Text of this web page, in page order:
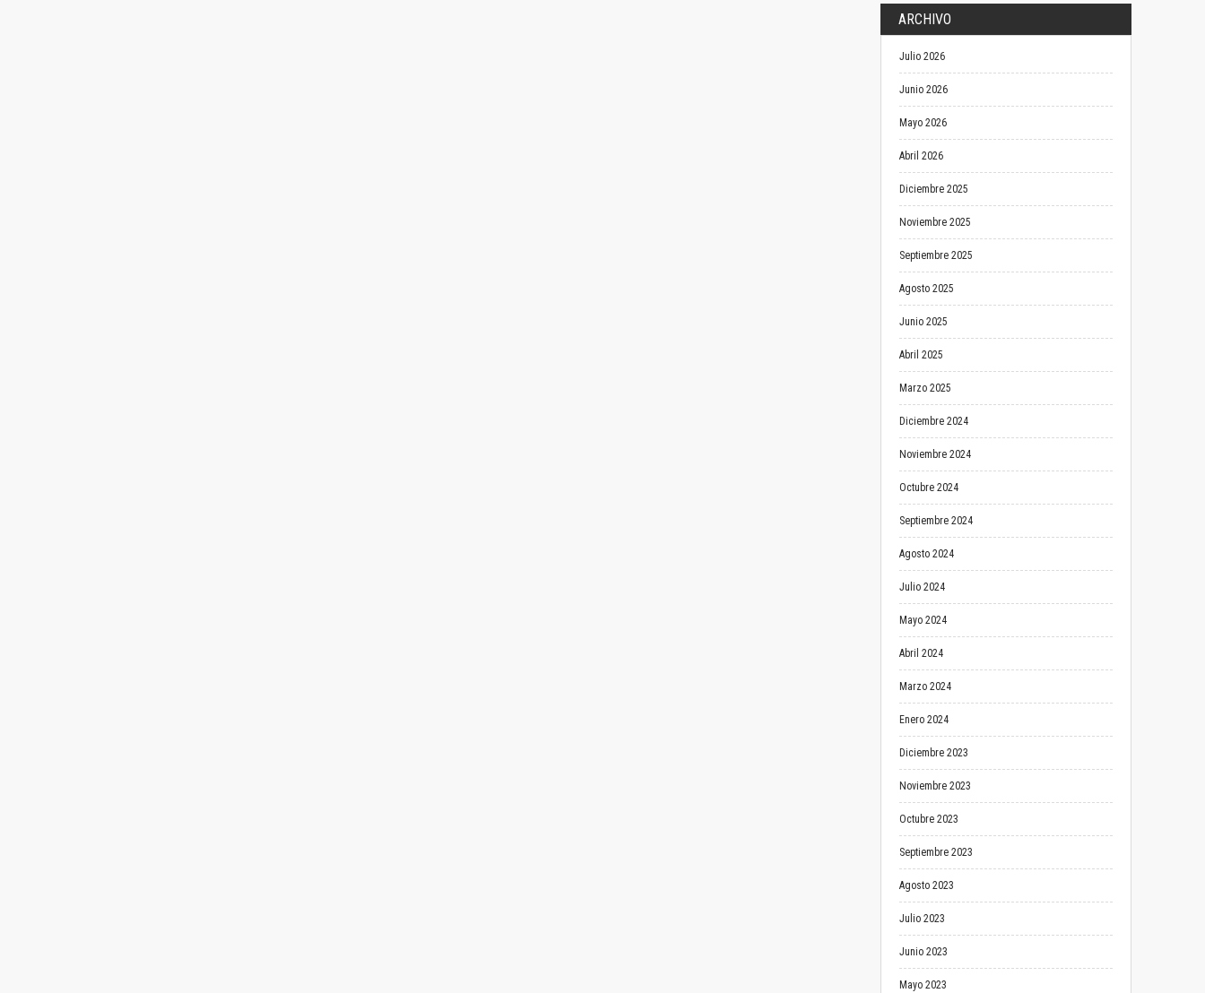
ARCHIVO
Julio 2026
Junio 2026
Mayo 2026
Abril 2026
Diciembre 2025
Noviembre 2025
Septiembre 2025
Agosto 2025
Junio 2025
Abril 2025
Marzo 2025
Diciembre 2024
Noviembre 2024
Octubre 2024
Septiembre 2024
Agosto 2024
Julio 2024
Mayo 2024
Abril 2024
Marzo 2024
Enero 2024
Diciembre 2023
Noviembre 2023
Octubre 2023
Septiembre 2023
Agosto 2023
Julio 2023
Junio 2023
Mayo 2023